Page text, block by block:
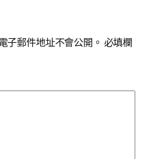
子郵件地址不會公開。 必填欄